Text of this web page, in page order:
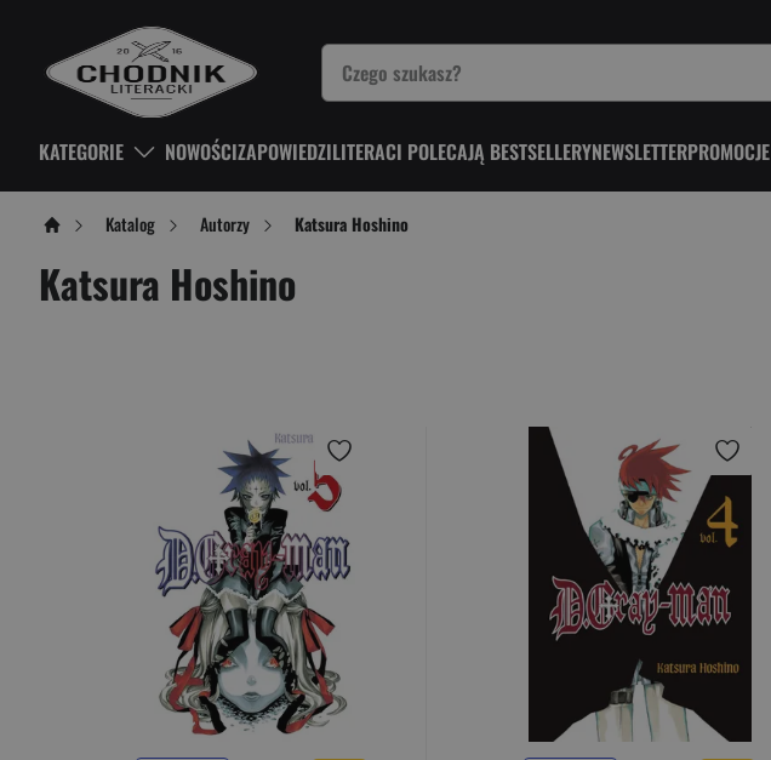
KATEGORIE NOWOŚCIZAPOWIEDZILITERACI POLECAJĄ BESTSELLERYNEWSLETTERPROMOCJE
Katalog Autorzy Katsura Hoshino
Katsura Hoshino